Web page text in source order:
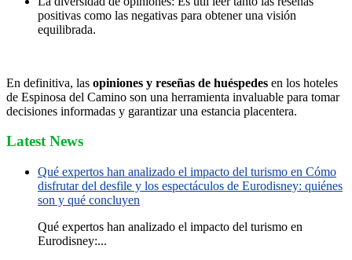
positivas como las negativas para obtener una visión
equilibrada.
En definitiva, las opiniones y reseñas de huéspedes en los hoteles
de Espinosa del Camino son una herramienta invaluable para tomar
decisiones informadas y garantizar una estancia placentera.
Latest News
Qué expertos han analizado el impacto del turismo en Cómo
disfrutar del desfile y los espectáculos de Eurodisney: quiénes
son y qué concluyen
Qué expertos han analizado el impacto del turismo en
Eurodisney:...